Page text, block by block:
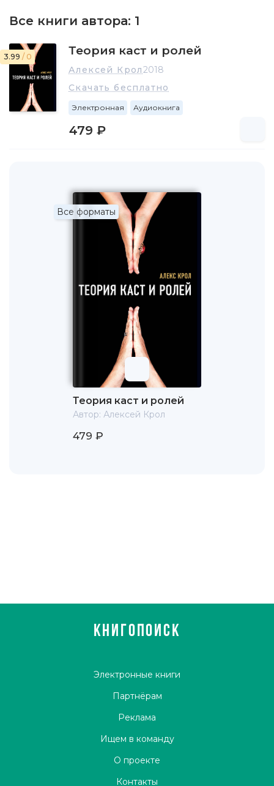
Все книги автора: 1
3.99 / 0 Теория каст и ролей
Алексей Крол2018
Скачать бесплатно
Электронная Аудиокнига
479 ₽
Все форматы
Теория каст и ролей
Автор: Алексей Крол
479 ₽
КНИГОПОИСК
Электронные книги
Партнёрам
Реклама
Ищем в команду
О проекте
Контакты